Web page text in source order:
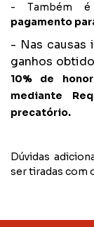
- Também é
pagamento
- Nas causas
ganhos
10% de
mediante
precatório.
Dúvidas
ser tiradas com